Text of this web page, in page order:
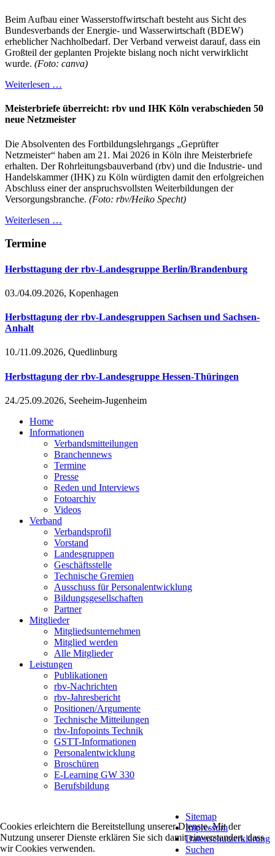
Beim Aufbau einer Wasserstoffwirtschaft besteht aus Sicht des
Bundesverbands der Energie- und Wasserwirtschaft (BDEW)
erheblicher Nachholbedarf. Der Verband verweist darauf, dass ein
Großteil der geplanten Projekte bislang noch nicht verwirklicht
wurde. (Foto: canva)
Weiterlesen …
Meisterbriefe überreicht: rbv und IHK Köln verabschieden 50
neue Netzmeister
Die Absolventen des Fortbildungslehrgangs „Geprüfter
Netzmeister“ haben am 21. Mai 2026 in Köln ihre Meisterbriefe
erhalten. Der Rohrleitungsbauverband (rbv) und die Industrie- und
Handelskammer (IHK) zu Köln würdigten damit den erfolgreichen
Abschluss einer der anspruchsvollsten Weiterbildungen der
Versorgungsbranche. (Foto: rbv/Heiko Specht)
Weiterlesen …
Termine
Herbsttagung der rbv-Landesgruppe Berlin/Brandenburg
03./04.09.2026, Kopenhagen
Herbsttagung der rbv-Landesgruppen Sachsen und Sachsen-
Anhalt
10./11.09.2026, Quedlinburg
Herbsttagung der rbv-Landesgruppe Hessen-Thüringen
24./25.09.2026, Seeheim-Jugenheim
Home
Informationen
Verbandsmitteilungen
Branchennews
Termine
Presse
Reden und Interviews
Fotoarchiv
Videos
Verband
Verbandsprofil
Vorstand
Landesgruppen
Geschäftsstelle
Technische Gremien
Ausschuss für Personalentwicklung
Bildungsgesellschaften
Partner
Mitglieder
Mitgliedsunternehmen
Mitglied werden
Alle Mitglieder
Leistungen
Publikationen
rbv-Nachrichten
rbv-Jahresbericht
Positionen/Argumente
Technische Mitteilungen
rbv-Infopoints Technik
GSTT-Informationen
Personalentwicklung
Broschüren
E-Learning GW 330
Berufsbildung
Sitemap
Impressum
Datenschutzerklärung
Suchen
Cookies erleichtern die Bereitstellung unserer Dienste. Mit der
Nutzung unserer Dienste erklären Sie sich damit einverstanden, dass
wir Cookies verwenden.